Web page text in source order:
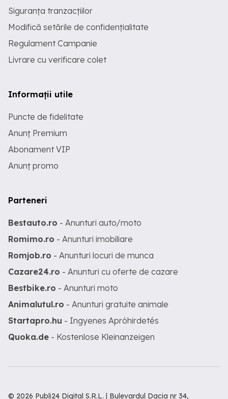
Siguranța tranzacțiilor
Modifică setările de confidențialitate
Regulament Campanie
Livrare cu verificare colet
Informații utile
Puncte de fidelitate
Anunț Premium
Abonament VIP
Anunț promo
Parteneri
Bestauto.ro - Anunturi auto/moto
Romimo.ro - Anunturi imobiliare
Romjob.ro - Anunturi locuri de munca
Cazare24.ro - Anunturi cu oferte de cazare
Bestbike.ro - Anunturi moto
Animalutul.ro - Anunturi gratuite animale
Startapro.hu - Ingyenes Apróhirdetés
Quoka.de - Kostenlose Kleinanzeigen
© 2026 Publi24 Digital S.R.L. | Bulevardul Dacia nr 34,